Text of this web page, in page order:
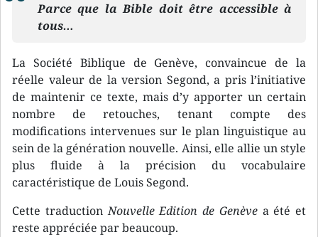
Parce que la Bible doit être accessible à
tous…
La Société Biblique de Genève, convaincue de la
réelle valeur de la version Segond, a pris l’initiative
de maintenir ce texte, mais d’y apporter un certain
nombre de retouches, tenant compte des
modifications intervenues sur le plan linguistique au
sein de la génération nouvelle. Ainsi, elle allie un style
plus fluide à la précision du vocabulaire
caractéristique de Louis Segond.
Cette traductionNouvelle Edition de Genèvea été et
reste appréciée par beaucoup.